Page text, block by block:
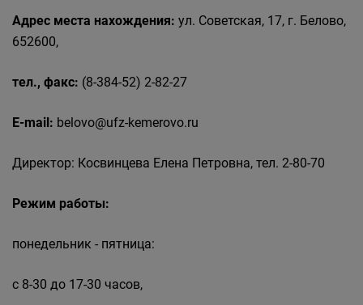
Адрес места нахождения: ул. Советская, 17, г. Белово,
652600,
тел., факс: (8-384-52) 2-82-27
E-mail: belovo@ufz-kemerovo.ru
Директор: Косвинцева Елена Петровна, тел. 2-80-70
Режим работы:
понедельник - пятница:
с 8-30 до 17-30 часов,